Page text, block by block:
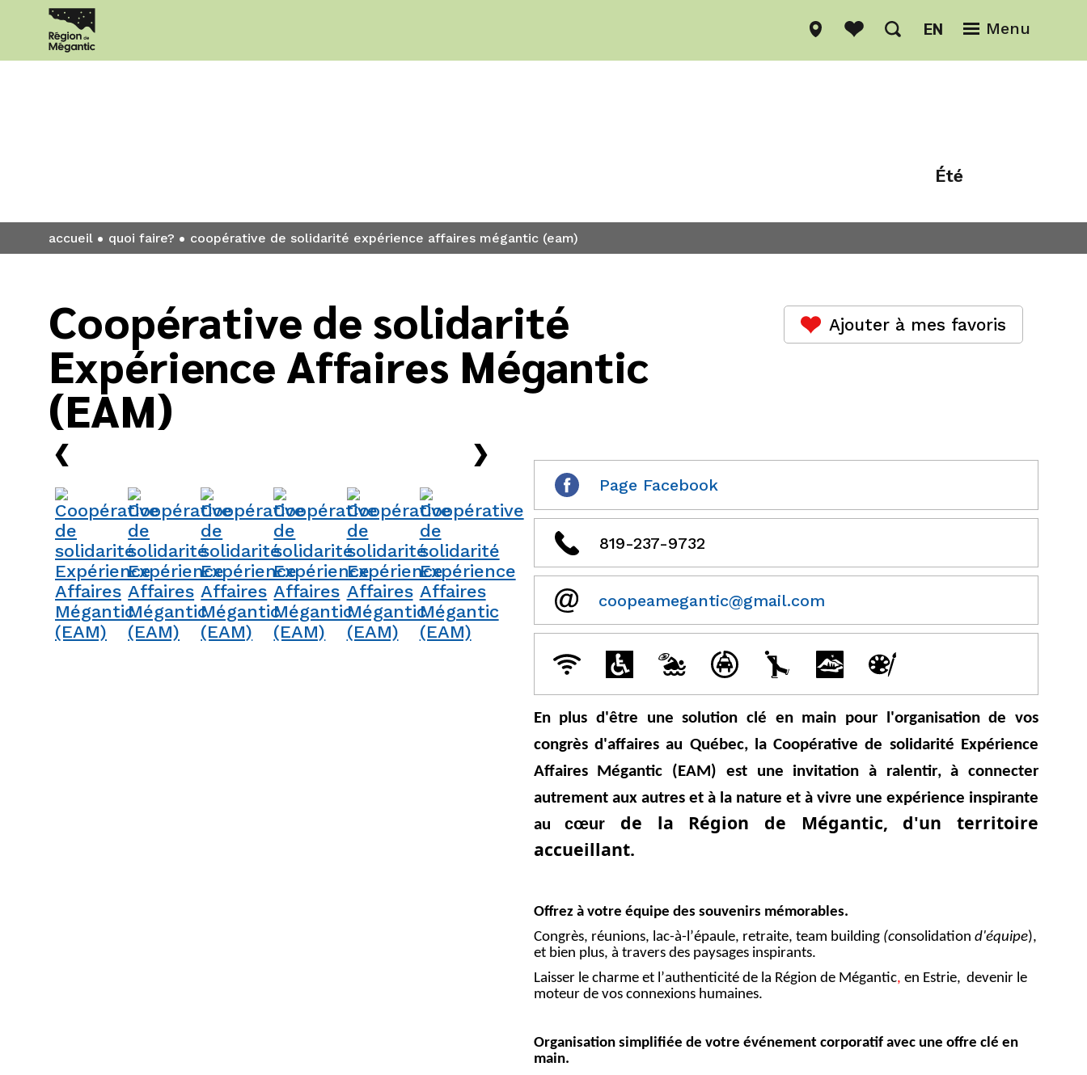
Menu
EN
Été
accueil quoi faire? coopérative de solidarité expérience affaires mégantic (eam)
Coopérative de solidarité
Expérience Affaires Mégantic
(EAM)
Ajouter à mes favoris
› ›
Page Facebook
819-237-9732
coopeamegantic@gmail.com
En plus d'être une solution clé en main pour l'organisation de vos
congrès d'affaires au Québec, la Coopérative de solidarité Expérience
Affaires Mégantic (EAM) est une invitation à ralentir, à connecter
autrement aux autres et à la nature et à vivre une expérience inspirante
aucœur de la Région de Mégantic, d'un territoire
accueillant.
Offrez à votre équipe des souvenirs mémorables.
Congrès, réunions, lac-à-l’épaule, retraite, team building(consolidation d'équipe),
et bien plus, à travers des paysages inspirants.
Laisser le charme et l’authenticité de la Région de Mégantic, en Estrie, devenir le
moteur de vos connexions humaines.
Organisation simplifiée de votre événement corporatif avec une offre clé en
main.